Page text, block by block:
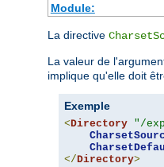
Module:
La directive
La valeur de
implique qu'elle doit
Exemple
<Directory "/
</Directory>